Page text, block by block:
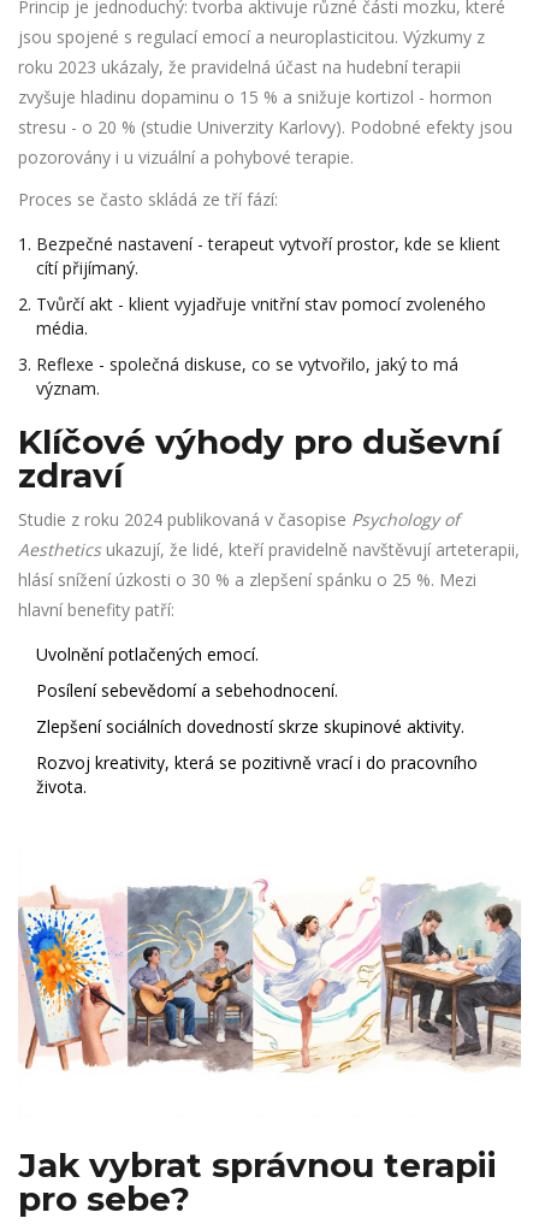
Princip je jednoduchý: tvorba aktivuje různé části mozku, které
jsou spojené s regulací emocí a neuroplasticitou. Výzkumy z
roku 2023 ukázaly, že pravidelná účast na hudební terapii
zvyšuje hladinu dopaminu o 15 % a snižuje kortizol - hormon
stresu - o 20 % (studie Univerzity Karlovy). Podobné efekty jsou
pozorovány i u vizuální a pohybové terapie.
Proces se často skládá ze tří fází:
Bezpečné nastavení - terapeut vytvoří prostor, kde se klient
cítí přijímaný.
Tvůrčí akt - klient vyjadřuje vnitřní stav pomocí zvoleného
média.
Reflexe - společná diskuse, co se vytvořilo, jaký to má
význam.
Klíčové výhody pro duševní
zdraví
Studie z roku 2024 publikovaná v časopise Psychology of
Aestheticsukazují, že lidé, kteří pravidelně navštěvují arteterapii,
hlásí snížení úzkosti o 30 % a zlepšení spánku o 25 %. Mezi
hlavní benefity patří:
Uvolnění potlačených emocí.
Posílení sebevědomí a sebehodnocení.
Zlepšení sociálních dovedností skrze skupinové aktivity.
Rozvoj kreativity, která se pozitivně vrací i do pracovního
života.
Jak vybrat správnou terapii
pro sebe?